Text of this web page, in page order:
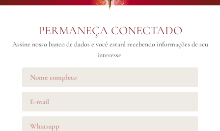
PERMANEÇA CONECTADO
Assine nosso banco de dados e você estará recebendo informações de seu
interesse.